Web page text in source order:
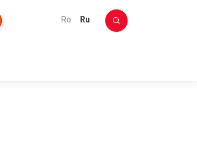
ro ru